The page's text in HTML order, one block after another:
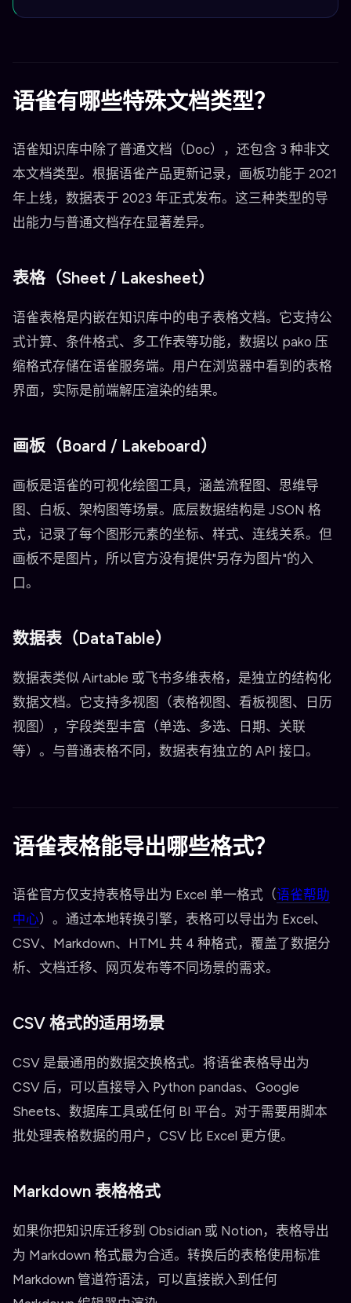
语雀有哪些特殊文档类型？
语雀知识库中除了普通文档（Doc），还包含 3 种非文
本文档类型。根据语雀产品更新记录，画板功能于 2021
年上线，数据表于 2023 年正式发布。这三种类型的导
出能力与普通文档存在显著差异。
表格（Sheet / Lakesheet）
语雀表格是内嵌在知识库中的电子表格文档。它支持公
式计算、条件格式、多工作表等功能，数据以 pako 压
缩格式存储在语雀服务端。用户在浏览器中看到的表格
界面，实际是前端解压渲染的结果。
画板（Board / Lakeboard）
画板是语雀的可视化绘图工具，涵盖流程图、思维导
图、白板、架构图等场景。底层数据结构是 JSON 格
式，记录了每个图形元素的坐标、样式、连线关系。但
画板不是图片，所以官方没有提供"另存为图片"的入
口。
数据表（DataTable）
数据表类似 Airtable 或飞书多维表格，是独立的结构化
数据文档。它支持多视图（表格视图、看板视图、日历
视图），字段类型丰富（单选、多选、日期、关联
等）。与普通表格不同，数据表有独立的 API 接口。
语雀表格能导出哪些格式？
语雀官方仅支持表格导出为 Excel 单一格式（语雀帮助
中心）。通过本地转换引擎，表格可以导出为 Excel、
CSV、Markdown、HTML 共 4 种格式，覆盖了数据分
析、文档迁移、网页发布等不同场景的需求。
CSV 格式的适用场景
CSV 是最通用的数据交换格式。将语雀表格导出为
CSV 后，可以直接导入 Python pandas、Google
Sheets、数据库工具或任何 BI 平台。对于需要用脚本
批处理表格数据的用户，CSV 比 Excel 更方便。
Markdown 表格格式
如果你把知识库迁移到 Obsidian 或 Notion，表格导出
为 Markdown 格式最为合适。转换后的表格使用标准
Markdown 管道符语法，可以直接嵌入到任何